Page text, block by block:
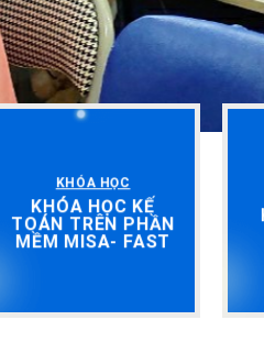
KHÓA HỌC
KHÓA HỌC KẾ
TOÁN TRÊN PHẦN
MỀM MISA- FAST